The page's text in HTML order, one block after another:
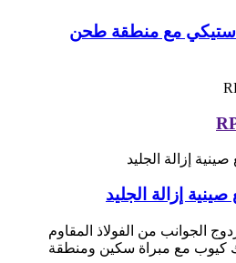
مع منطقة طحن
إزالة الجليد